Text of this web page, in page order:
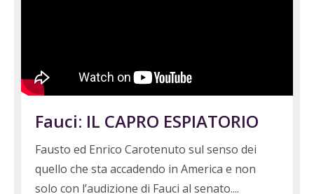
Fauci: IL CAPRO ESPIATORIO
Fausto ed Enrico Carotenuto sul senso dei
quello che sta accadendo in America e non
solo con l’audizione di Fauci al senato.